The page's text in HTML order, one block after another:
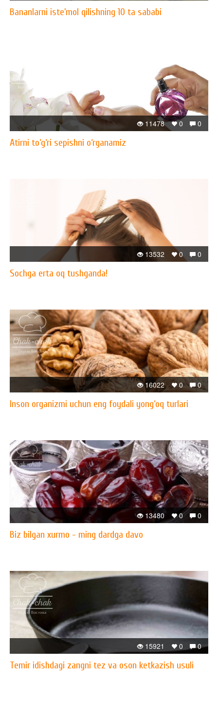
Bananlarni iste’mol qilishning 10 ta sababi
0
0
11478
Atirni to‘g‘ri sepishni o‘rganamiz
0
0
13532
Sochga erta oq tushganda!
0
0
16022
Inson organizmi uchun eng foydali yong‘oq turlari
0
0
13480
Biz bilgan xurmo - ming dardga davo
0
0
15921
Temir idishdagi zangni tez va oson ketkazish usuli